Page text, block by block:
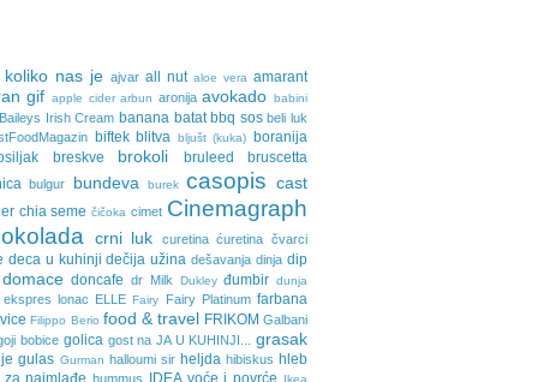
koliko nas je ajvar all nut aloe vera amarant
gif apple cider arbun aronija avokado babini
Baileys Irish Cream banana batat bbq sos beli luk
biftek blitva bljušt (kuka)
boranija
breskve brokoli bruleed
bruscetta
bulgur bundeva burek casopis cast
chia seme čičoka cimet Cinemagraph
crni luk curetina ćuretina čvarci
deca u kuhinji dečija užina dešavanja dinja dip
domace doncafe dr Milk Dukley đumbir dunja
ekspres lonac ELLE Fairy Fairy Platinum farbana
Filippo Berio food & travel FRIKOM Galbani
bobice golica gost na JA U KUHINJI... grasak
gulas Gurman halloumi sir heljda hibiskus hleb
hummus